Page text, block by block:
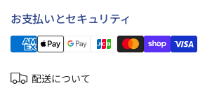
お支払いとセキュリティ
配送について